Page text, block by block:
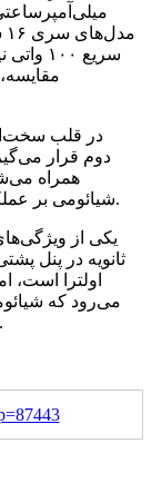
سریع
شیائومی بر عملکرد بالا و هماهنگی سخت‌افزار و نرم‌افزار است.
یکی از
ثانویه در پنل
می‌رود که
میدان شود و مفهوم نمایشگر پشتی را ارتقا دهد.